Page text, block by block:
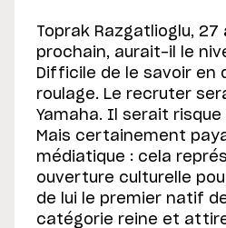
Toprak Razgatlioglu,
prochain, aurait-il le
Difficile de le savoir en
roulage. Le recruter
Yamaha. Il serait
Mais certainement
médiatique : cela
ouverture culturelle
de lui le premier natif
catégorie reine et